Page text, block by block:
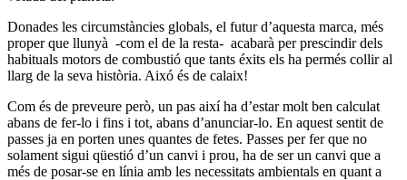
Donades les circumstàncies globals, el futur d’aquesta marca, més
proper que llunyà -com el de la resta- acabarà per prescindir dels
habituals motors de combustió que tants éxits els ha permés collir al
llarg de la seva història. Aixó és de calaix!
Com és de preveure però, un pas així ha d’estar molt ben calculat
abans de fer-lo i fins i tot, abans d’anunciar-lo. En aquest sentit de
passes ja en porten unes quantes de fetes. Passes per fer que no
solament sigui qüestió d’un canvi i prou, ha de ser un canvi que a
més de posar-se en línia amb les necessitats ambientals en quant a